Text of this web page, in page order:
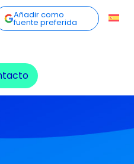
Añadir como
fuente preferida